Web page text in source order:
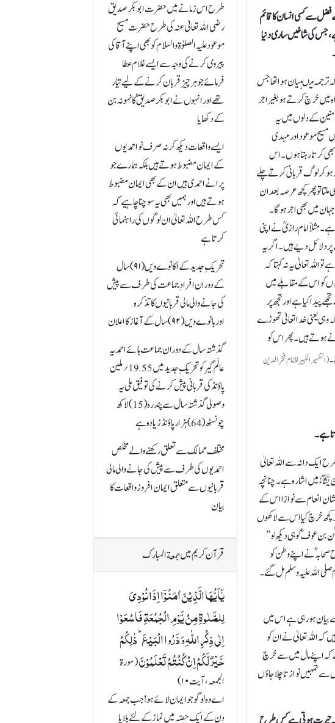
فضل سے کسی انسان کا قائم
ہے، جس کی شاخیں ساری دنیا
ترجمہ میںبیان ہوا تھا جس
میری راہ میں خرچ کرتے ہو بغیر اجر
کے دلوں میں یہ
مسیح موعود اور مہدی
کرتا رہتا ہوں۔ اس
ہوکر لوگ قربانی کرتے چلے
تو پھر کچھ عرصہ بعد ان
میں بھی اجر ہو گا۔
مثلاً امام رازیؒ نے اپنی
پر دلائل دیے ہیں۔ اگر یہ
اللہ تعالیٰ یہ نہ کہتا کہ
کو اس کے مقابلے میں
پیدا کیا ہے اور تجھ پر
وہی یعنی خدا تعالیٰ تھوڑے
ہوتے ہیں۔ پھر اس کو
(التفسیر الکبیرللامام فخرالدین
ہے۔
ایک دانہ سے اللہ تعالیٰ
میں اشارہ ہے۔ چنانچہ
انعام سے نوازا اس کے
کچھ خرچ کیا اس سے لاکھوں
بن عوف ؓ کو ہی دیکھ لو”
صحابہ ؓنے اپنے وطن کو
اللہ علیہ وسلم مل گئے۔
بیان ہو رہی ہے اس میں
کہ اللہ تعالیٰ نے ان کو
کہ اپنے مال میں سے خرچ
تمہیں نوازتا چلاجاؤں
طرح اس زمانے میں حضرت ابوبکر صدیق
رضی اللہ تعالیٰ عنہ کی طرح حضرت مسیح
موعود علیہ الصلوٰة والسلام کو بھی اپنے آقا کی
پیروی کرنے کی وجہ سے ایسے غلام عطا
فرمائے جو ہر چیز قربان کرنے کے لیے تیار
تھے اور انہوں نے ابوبکر صدیق ؓ کا نمونہ بن
کے دکھایا
ایسے واقعات دیکھ کر نہ صرف نواحمدیوں
کے ایمان مضبوط ہوتے ہیں بلکہ ہمارے جو
پرانے احمدی ہیں ان کے بھی ایمان مضبوط
ہوتے ہیں اور ہمیں بھی یہ سوچنا چاہیے کہ
کس طرح اللہ تعالیٰ ان لوگوں کی راہنمائی
کرتا ہے
تحریکِ جدید کے اکانوےویں(۹۱)سال
کے دوران افرادِ جماعت کی طرف سے پیش
کی جانے والی مالی قربانیوں کا تذکرہ
اور بانوےویں(۹۲)سال کے آغاز کا اعلان
گذشتہ سال کے دوران جماعت ہائے احمدیہ
عالَم گیر کو تحریکِ جدید میں 19.55؍ملین
پاؤنڈ کی قربانی پیش کرنے کی توفیق ملی یہ
وصولی گذشتہ سال سے پندرہ(15) لاکھ
چونسٹھ (64)ہزار پاؤنڈ زیادہ ہے
مختلف ممالک سے تعلق رکھنے والے مخلص
احمدیوں کی طرف سے پیش کی جانے والی مالی
قربانیوں سے متعلق ایمان افروز واقعات کا
بیان
قرآن کریم میں جمعة المبارک
یٰۤاَیُّہَا الَّذِیۡنَ اٰمَنُوۡۤا اِذَا نُوۡدِیَ
لِلصَّلٰوۃِ مِنۡ یَّوۡمِ الۡجُمُعَۃِ فَاسۡعَوۡا
اِلٰی ذِکۡرِ اللّٰہِ وَ ذَرُوا الۡبَیۡعَ ؕ ذٰلِکُمۡ
خَیۡرٌ لَّکُمۡ اِنۡ کُنۡتُمۡ تَعۡلَمُوۡنَ(سورة
الجمعہ، آیت ۱۰)
اے وہ لوگو جو ایمان لائے ہو! جب جمعہ کے
دن کے ایک حصّہ میں نماز کے لئے بلایا